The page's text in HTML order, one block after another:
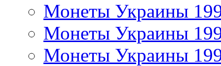
Монеты Украины
Монеты Украины
Монеты Украины